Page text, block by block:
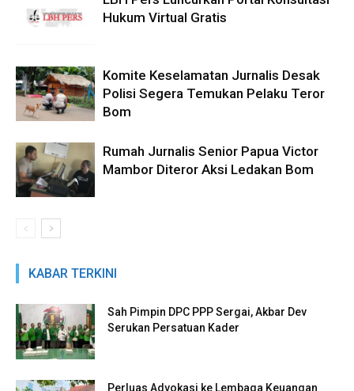
Hukum Virtual Gratis
Komite Keselamatan Jurnalis Desak
Polisi Segera Temukan Pelaku Teror
Bom
Rumah Jurnalis Senior Papua Victor
Mambor Diteror Aksi Ledakan Bom
KABAR TERKINI
Sah Pimpin DPC PPP Sergai, Akbar Dev
Serukan Persatuan Kader
Perluas Advokasi ke Lembaga Keuangan